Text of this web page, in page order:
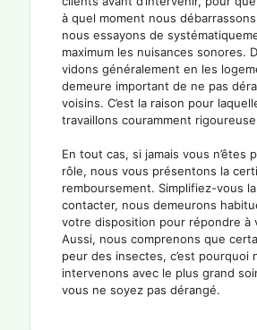
à quel moment nous
nous essayons de
maximum les nuisances sonores.
vidons généralement en les
demeure important de ne pas
voisins. C’est la raison pour
travaillons couramment
En tout cas, si jamais vous n’êtes
rôle, nous vous présentons la
remboursement. Simplifiez-vous
contacter, nous demeurons
votre disposition pour répondre à
Aussi, nous comprenons que
peur des insectes, c’est pourquoi
intervenons avec le plus grand
vous ne soyez pas dérangé.